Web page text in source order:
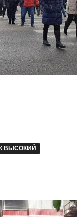
ВЫСОКИЙ